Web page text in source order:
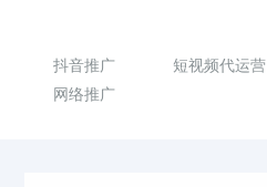
抖音推广 短视频代运营
网络推广